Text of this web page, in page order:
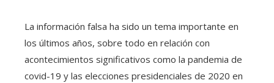
La información falsa ha sido un tema importante en
los últimos años, sobre todo en relación con
acontecimientos significativos como la pandemia de
covid-19 y las elecciones presidenciales de 2020 en